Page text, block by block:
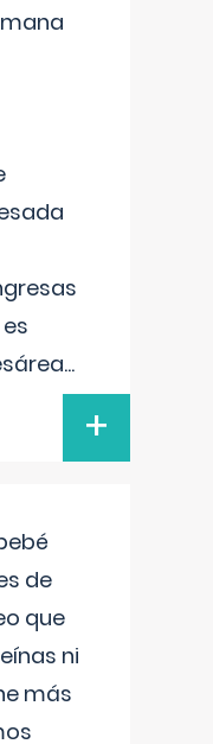
...
+
de
que
ni
más